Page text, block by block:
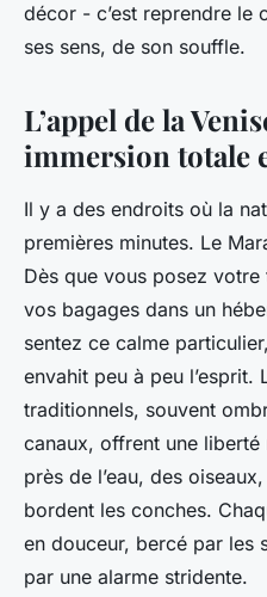
décor - c’est reprendre le
ses sens, de son souffle.
L’appel de la
immersion totale
Il y a des endroits où la
premières minutes. Le
Dès que vous posez
vos bagages dans un
sentez ce calme
envahit peu à peu l’esprit.
traditionnels, souvent
canaux, offrent une
près de l’eau, des
bordent les conches.
en douceur, bercé par les
par une alarme stridente.